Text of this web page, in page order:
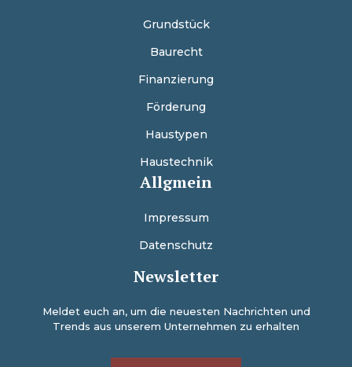
Grundstück
Baurecht
Finanzierung
Förderung
Haustypen
Haustechnik
Allgmein
Impressum
Datenschutz
Newsletter
Meldet euch an, um die neuesten Nachrichten und
Trends aus unserem Unternehmen zu erhalten